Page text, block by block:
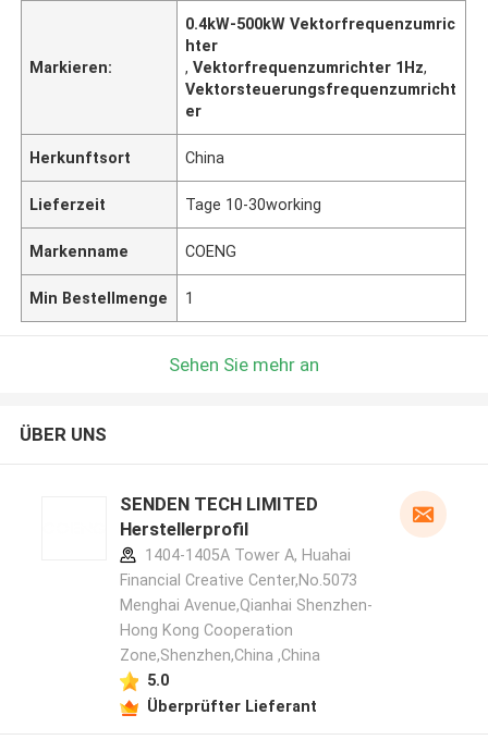
Markieren:
0.4kW-500kW Vektorfrequenzumric
hter
,Vektorfrequenzumrichter 1Hz,
Vektorsteuerungsfrequenzumricht
er
Herkunftsort China
Lieferzeit Tage 10-30working
Markenname COENG
Min Bestellmenge 1
Sehen Sie mehr an
ÜBER UNS
SENDEN TECH LIMITED
Herstellerprofil
1404-1405A Tower A, Huahai
Financial Creative Center,No.5073
Menghai Avenue,Qianhai Shenzhen-
Hong Kong Cooperation
Zone,Shenzhen,China ,China
5.0
Überprüfter Lieferant